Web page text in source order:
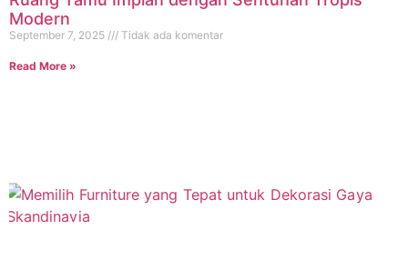
Modern
September 7, 2025 Tidak ada komentar
Read More »